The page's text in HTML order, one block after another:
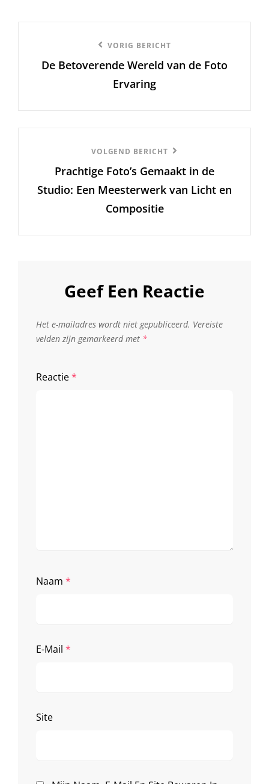
bericht
VORIG BERICHT
De Betoverende Wereld van de Foto
Ervaring
Bericht
VOLGEND BERICHT
Prachtige Foto’s Gemaakt in de
Studio: Een Meesterwerk van Licht en
Compositie
Geef Een Reactie
Het e-mailadres wordt niet gepubliceerd. Vereiste
velden zijn gemarkeerd met *
Reactie*
Naam *
E-Mail *
Site